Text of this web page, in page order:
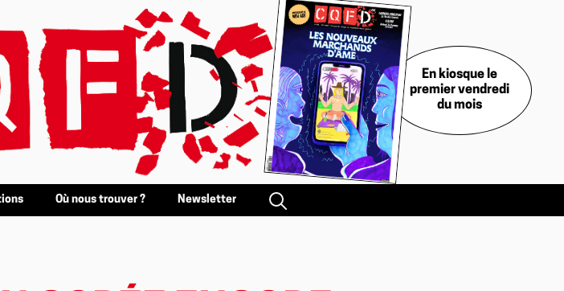
En kiosque le
premier vendredi
du mois
Où nous trouver ? Newsletter